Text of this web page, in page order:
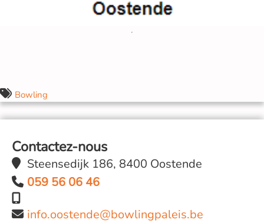
Bowling
Contactez-nous
Steensedijk 186, 8400 Oostende
059 56 06 46
info.oostende@bowlingpaleis.be